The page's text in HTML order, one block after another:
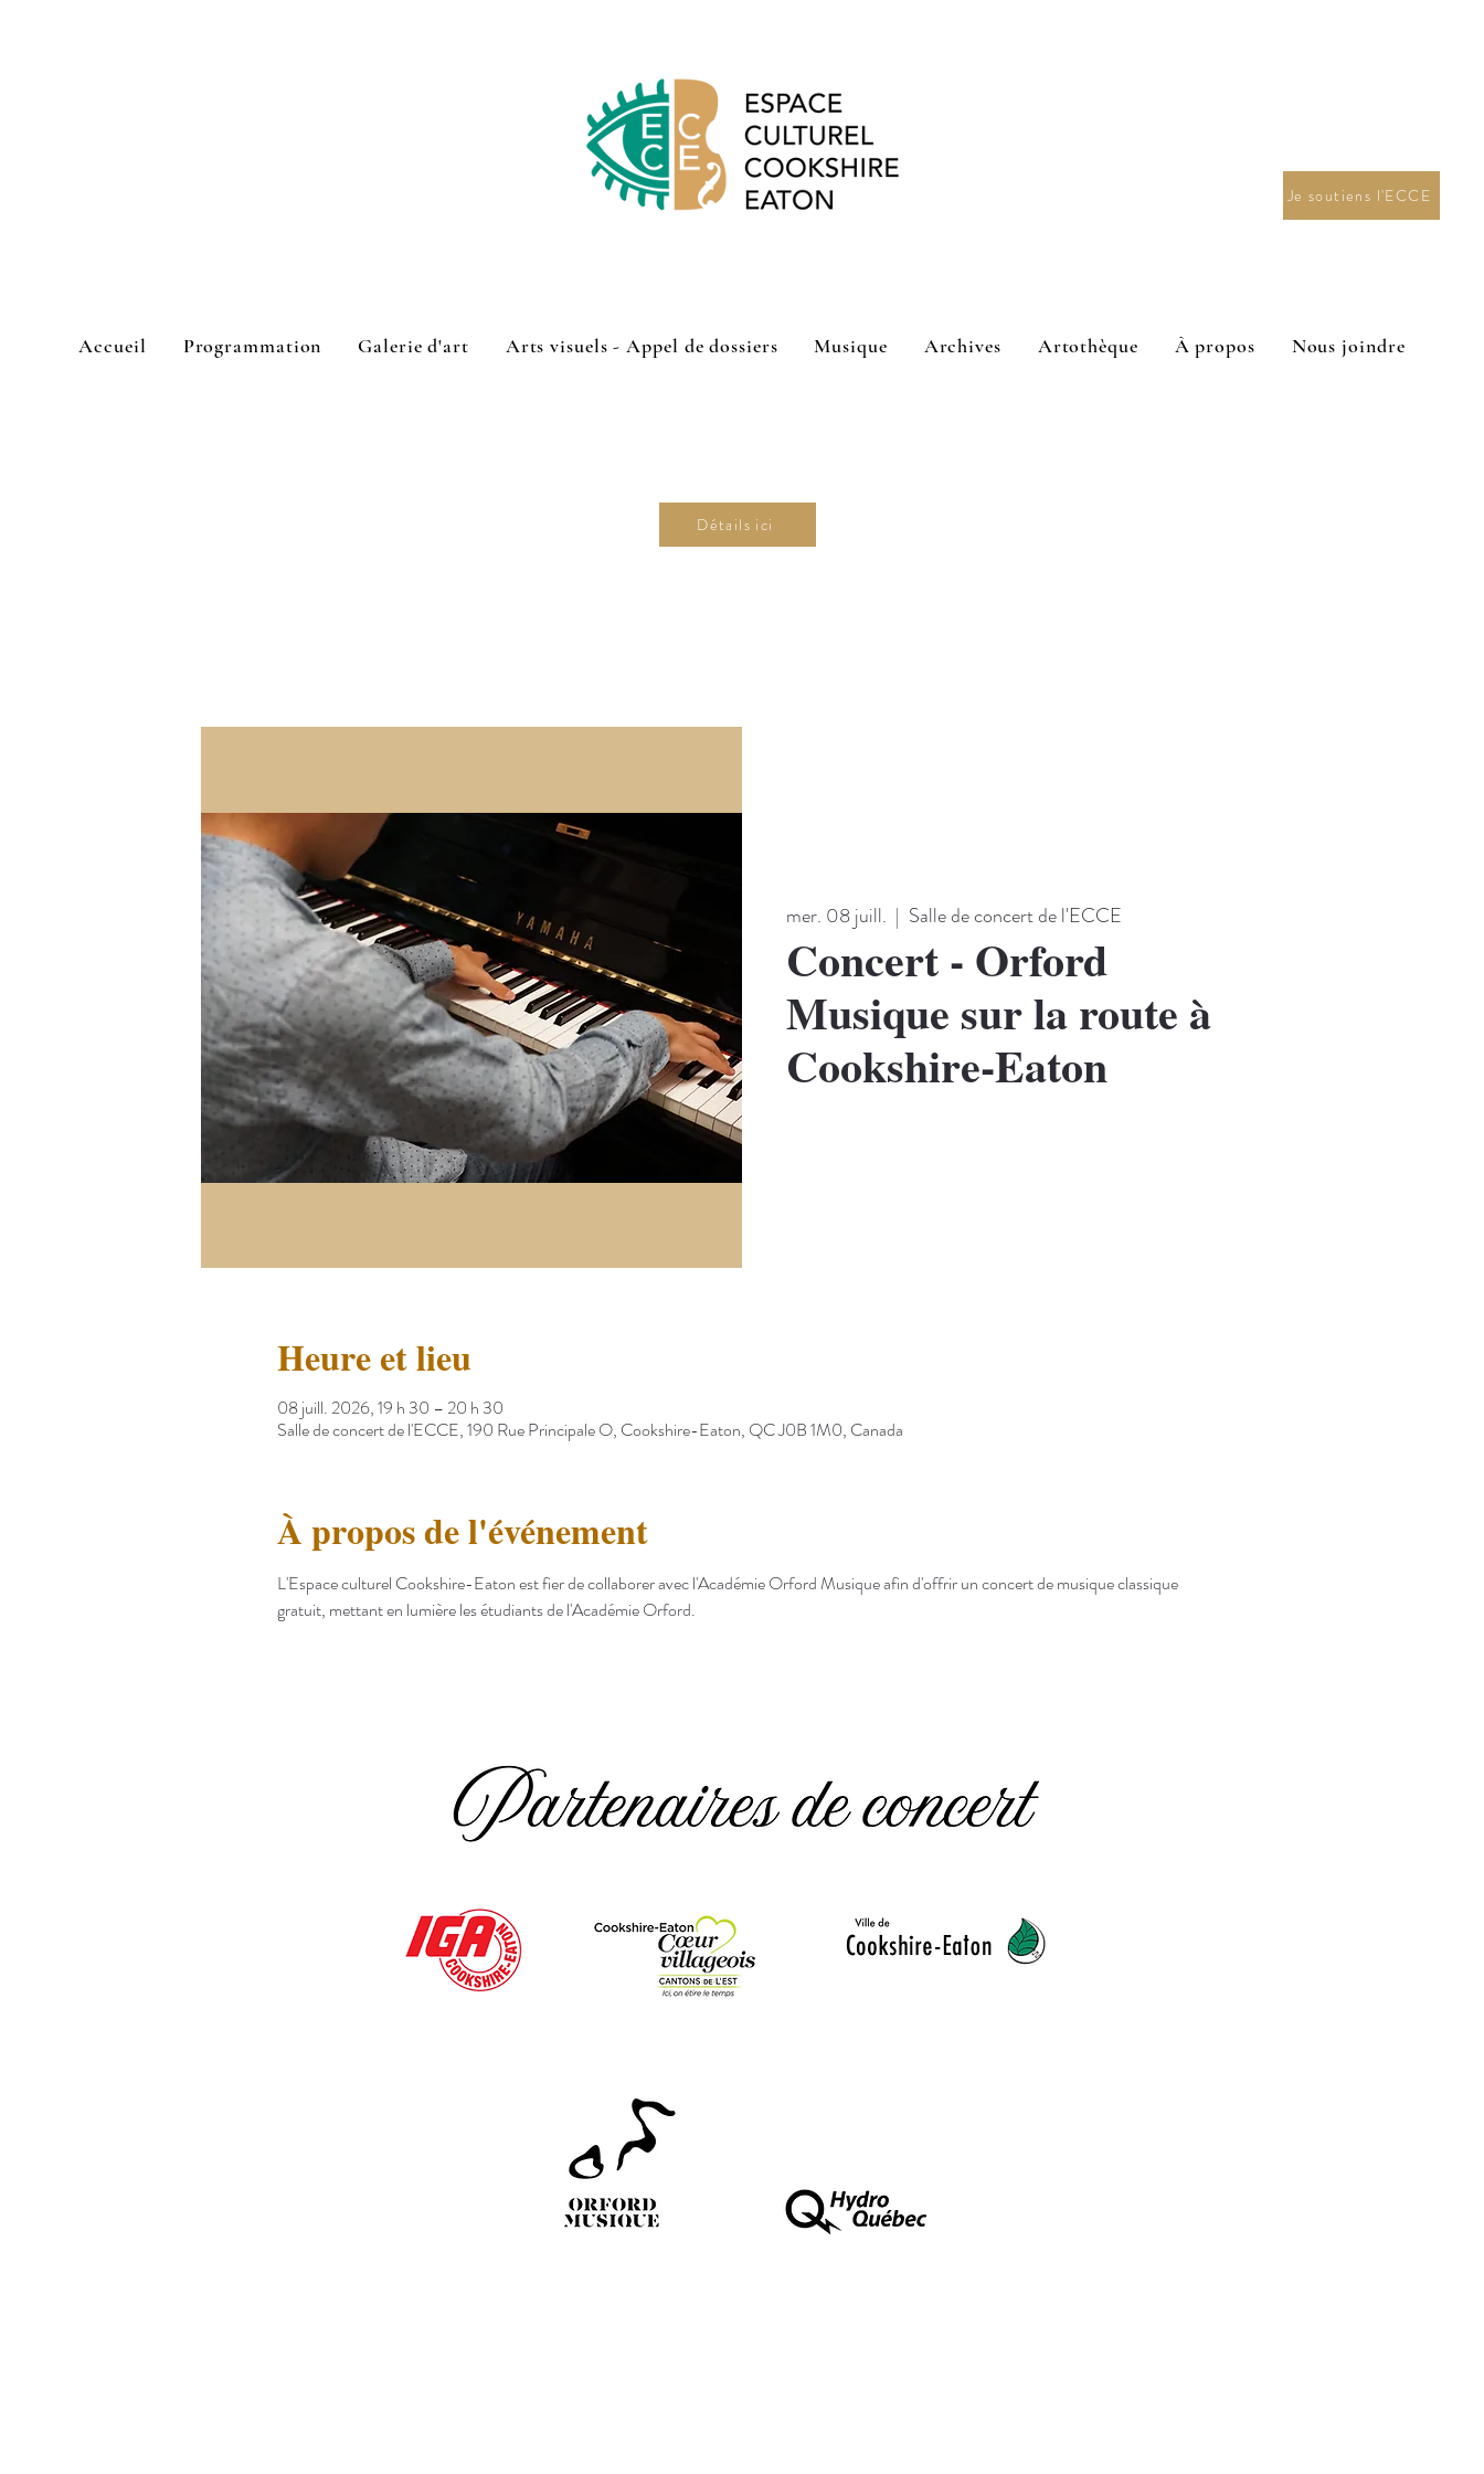
Je soutiens l'ECCE
Accueil Programmation Galerie d'art Arts visuels - Appel de dossiers Musique Archives Artothèque À propos Nous joindre
Détails ici
mer. 08 juill.
  |
Salle de concert de l'ECCE
Concert - Orford
Musique sur la route à
Cookshire-Eaton
Heure et lieu
08 juill. 2026, 19 h 30 – 20 h 30
Salle de concert de l'ECCE, 190 Rue Principale O, Cookshire-Eaton, QC J0B 1M0, Canada
À propos de l'événement
L'Espace culturel Cookshire-Eaton est fier de collaborer avec l'Académie Orford Musique afin d'offrir un concert de musique classique
gratuit, mettant en lumière les étudiants de l'Académie Orford.